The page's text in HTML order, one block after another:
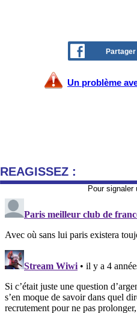
Un problème
REAGISSEZ :
Pour signaler